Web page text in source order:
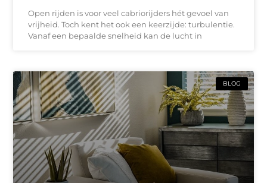
Open rijden is voor veel cabriorijders hét gevoel van
vrijheid. Toch kent het ook een keerzijde: turbulentie.
Vanaf een bepaalde snelheid kan de lucht in
BLOG